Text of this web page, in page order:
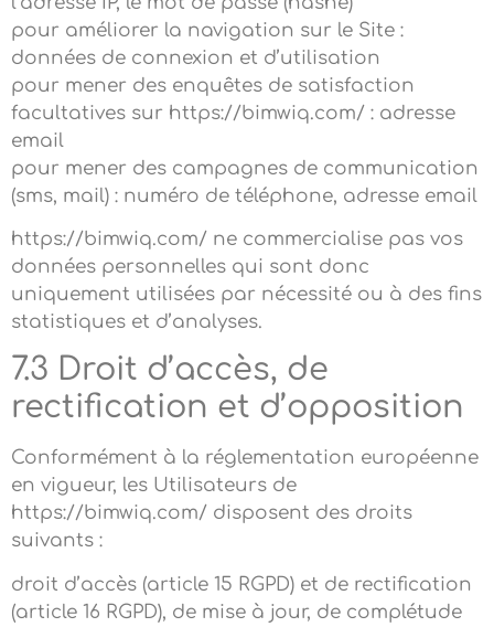
pour améliorer la navigation sur le Site :
données de connexion et d’utilisation
pour mener des enquêtes de satisfaction
facultatives sur https://bimwiq.com/ : adresse
email
pour mener des campagnes de communication
(sms, mail) : numéro de téléphone, adresse email
https://bimwiq.com/ ne commercialise pas vos
données personnelles qui sont donc
uniquement utilisées par nécessité ou à des fins
statistiques et d’analyses.
7.3 Droit d’accès, de
rectification et d’opposition
Conformément à la réglementation européenne
en vigueur, les Utilisateurs de
https://bimwiq.com/ disposent des droits
suivants :
droit d’accès (article 15 RGPD) et de rectification
(article 16 RGPD), de mise à jour, de complétude